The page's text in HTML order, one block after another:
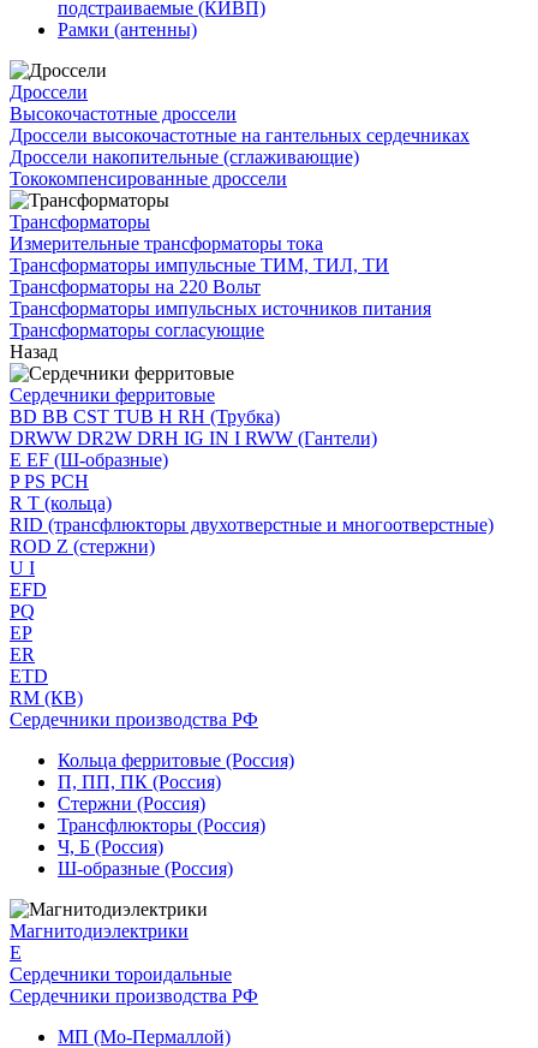
подстраиваемые (КИВП)
Рамки (антенны)
Дроссели
Высокочастотные дроссели
Дроссели высокочастотные на гантельных сердечниках
Дроссели накопительные (сглаживающие)
Тококомпенсированные дроссели
Трансформаторы
Измерительные трансформаторы тока
Трансформаторы импульсные ТИМ, ТИЛ, ТИ
Трансформаторы на 220 Вольт
Трансформаторы импульсных источников питания
Трансформаторы согласующие
Назад
Сердечники ферритовые
BD BB CST TUB H RH (Трубка)
DRWW DR2W DRH IG IN I RWW (Гантели)
E EF (Ш-образные)
P PS PCH
R T (кольца)
RID (трансфлюкторы двухотверстные и многоотверстные)
ROD Z (стержни)
U I
EFD
PQ
EP
ER
ETD
RM (КВ)
Сердечники производства РФ
Кольца ферритовые (Россия)
П, ПП, ПК (Россия)
Стержни (Россия)
Трансфлюкторы (Россия)
Ч, Б (Россия)
Ш-образные (Россия)
Магнитодиэлектрики
E
Сердечники тороидальные
Сердечники производства РФ
МП (Мо-Пермаллой)